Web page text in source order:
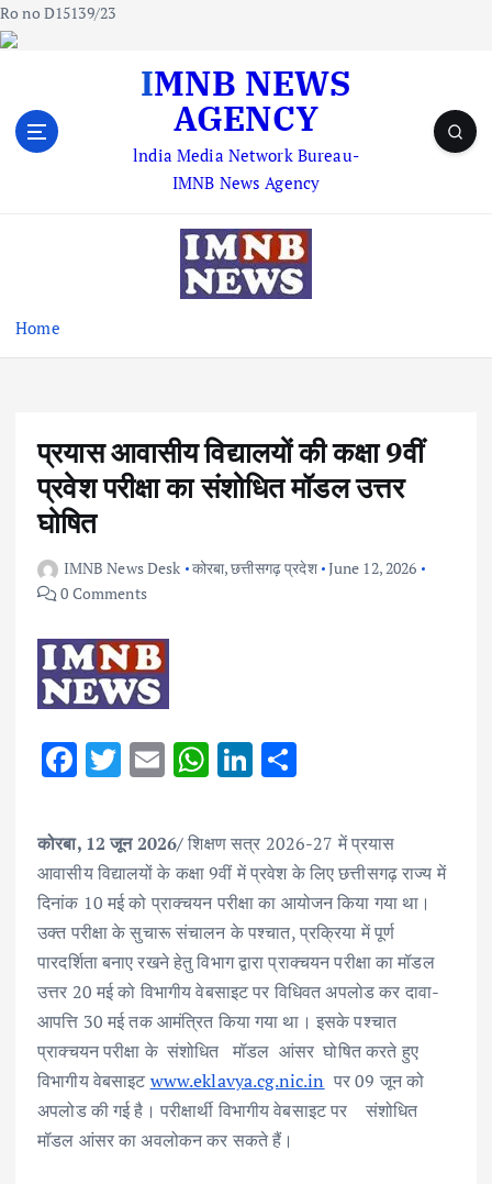
Ro no D15139/23
IMNB NEWS
AGENCY
lndia Media Network Bureau-
IMNB News Agency
Home
प्रयास आवासीय विद्यालयों की कक्षा 9वीं
प्रवेश परीक्षा का संशोधित मॉडल उत्तर
घोषित
IMNB News Desk कोरबा,छत्तीसगढ़ प्रदेश June 12, 2026
0 Comments
F
e
b
o
o
k
T
it
te
r
E
ai
l
W
at
s
A
p
p
Li
k
e
dI
n
ar
e
कोरबा, 12 जून 2026/शिक्षण सत्र 2026-27 में प्रयास
आवासीय विद्यालयों के कक्षा 9वीं में प्रवेश के लिए छत्तीसगढ़ राज्य में
दिनांक 10 मई को प्राक्चयन परीक्षा का आयोजन किया गया था।
उक्त परीक्षा के सुचारू संचालन के पश्चात, प्रक्रिया में पूर्ण
पारदर्शिता बनाए रखने हेतु विभाग द्वारा प्राक्चयन परीक्षा का मॉडल
उत्तर 20 मई को विभागीय वेबसाइट पर विधिवत अपलोड कर दावा-
आपत्ति 30 मई तक आमंत्रित किया गया था। इसके पश्चात
प्राक्चयन परीक्षा के संशोधित मॉडल आंसर घोषित करते हुए
विभागीय वेबसाइटwww.eklavya.cg.nic.in पर 09 जून को
अपलोड की गई है। परीक्षार्थी विभागीय वेबसाइट पर संशोधित
मॉडल आंसर का अवलोकन कर सकते हैं।